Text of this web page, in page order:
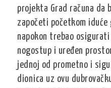
projekta Grad računa da
započeti početkom
napokon trebao
nogostup i uređen
jednoj od prometno i
dionica uz ovu